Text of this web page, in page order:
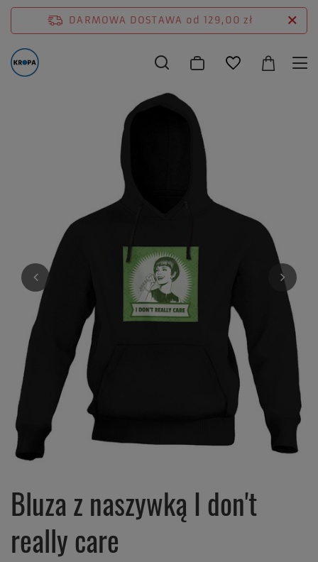
DARMOWA DOSTAWA od 129,00 zł
Bluza z naszywką I don't
really care